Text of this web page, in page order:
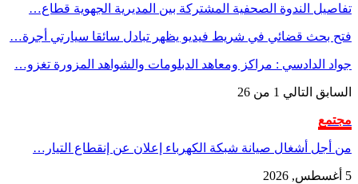
تفاصيل الندوة الصحفية المشتركة بين المديرية الجهوية قطاع…
فتح بحث قضائي في شريط فيديو يظهر تبادل سائقا سيارتي أجرة…
جواد الدادسي : مراكز ومعاهد الدبلومات والشواهد المزورة تغزو…
السابق التالي 1 من 26
مجتمع
من أجل أشغال صيانة شبكة الكهرباء إعلان عن إنقطاع التيار…
5 أغسطس, 2026